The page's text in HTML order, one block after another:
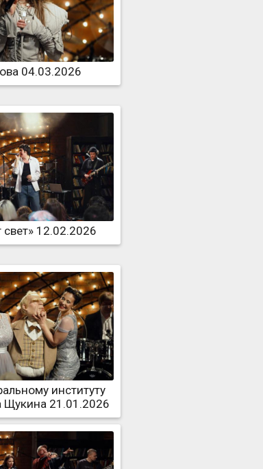
04.03.2026
12.02.2026
институту
Щукина 21.01.2026